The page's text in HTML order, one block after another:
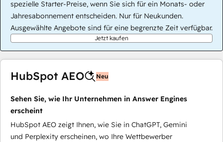
spezielle Starter-Preise, wenn Sie sich für ein Monats- oder
Jahresabonnement entscheiden. Nur für Neukunden.
Ausgewählte Angebote sind für eine begrenzte Zeit verfügbar.
Jetzt kaufen
HubSpot AEO Neu
Sehen Sie, wie Ihr Unternehmen in Answer Engines
erscheint
HubSpot AEO zeigt Ihnen, wie Sie in ChatGPT, Gemini
und Perplexity erscheinen, wo Ihre Wettbewerber